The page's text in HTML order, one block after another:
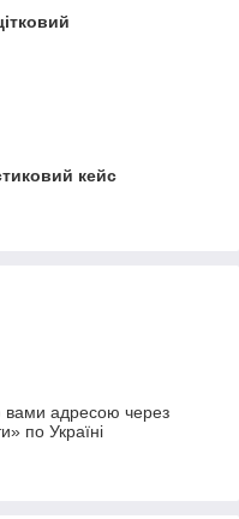
кейс
вами адресою через
по Україні